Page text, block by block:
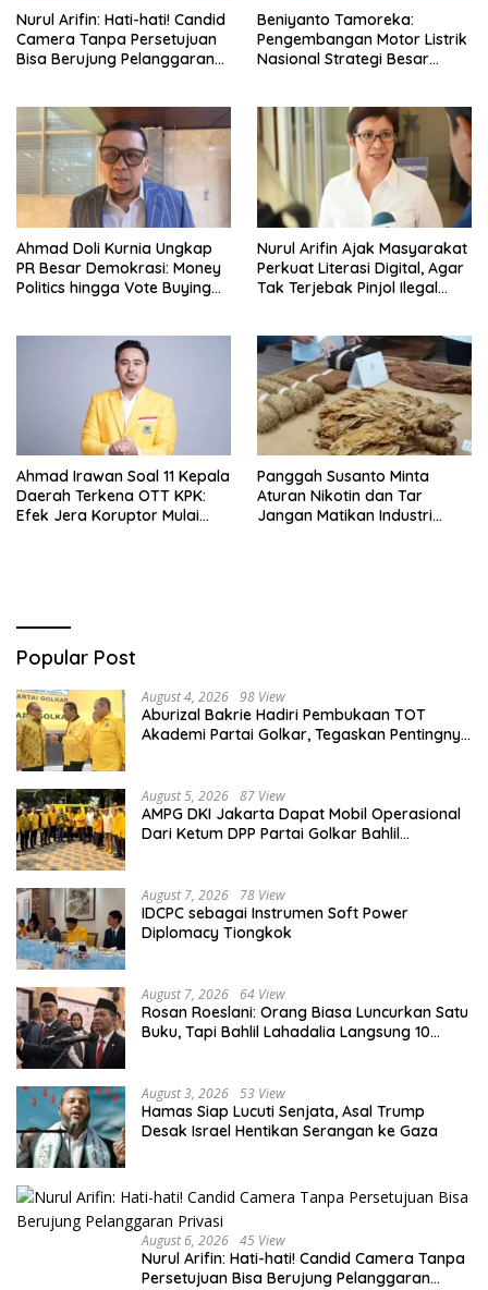
Nurul Arifin: Hati-hati! Candid
Camera Tanpa Persetujuan
Bisa Berujung Pelanggaran
Beniyanto Tamoreka:
Pengembangan Motor Listrik
Nasional Strategi Besar
Ahmad Doli Kurnia Ungkap
PR Besar Demokrasi: Money
Politics hingga Vote Buying
Nurul Arifin Ajak Masyarakat
Perkuat Literasi Digital, Agar
Tak Terjebak Pinjol Ilegal
Ahmad Irawan Soal 11 Kepala
Daerah Terkena OTT KPK:
Efek Jera Koruptor Mulai
Panggah Susanto Minta
Aturan Nikotin dan Tar
Jangan Matikan Industri
Popular Post
August 4, 2026 98 View
Aburizal Bakrie Hadiri Pembukaan TOT
Akademi Partai Golkar, Tegaskan Pentingnya
August 5, 2026 87 View
AMPG DKI Jakarta Dapat Mobil Operasional
Dari Ketum DPP Partai Golkar Bahlil
August 7, 2026 78 View
IDCPC sebagai Instrumen Soft Power
Diplomacy Tiongkok
August 7, 2026 64 View
Rosan Roeslani: Orang Biasa Luncurkan Satu
Buku, Tapi Bahlil Lahadalia Langsung 10
August 3, 2026 53 View
Hamas Siap Lucuti Senjata, Asal Trump
Desak Israel Hentikan Serangan ke Gaza
August 6, 2026 45 View
Nurul Arifin: Hati-hati! Candid Camera Tanpa
Persetujuan Bisa Berujung Pelanggaran